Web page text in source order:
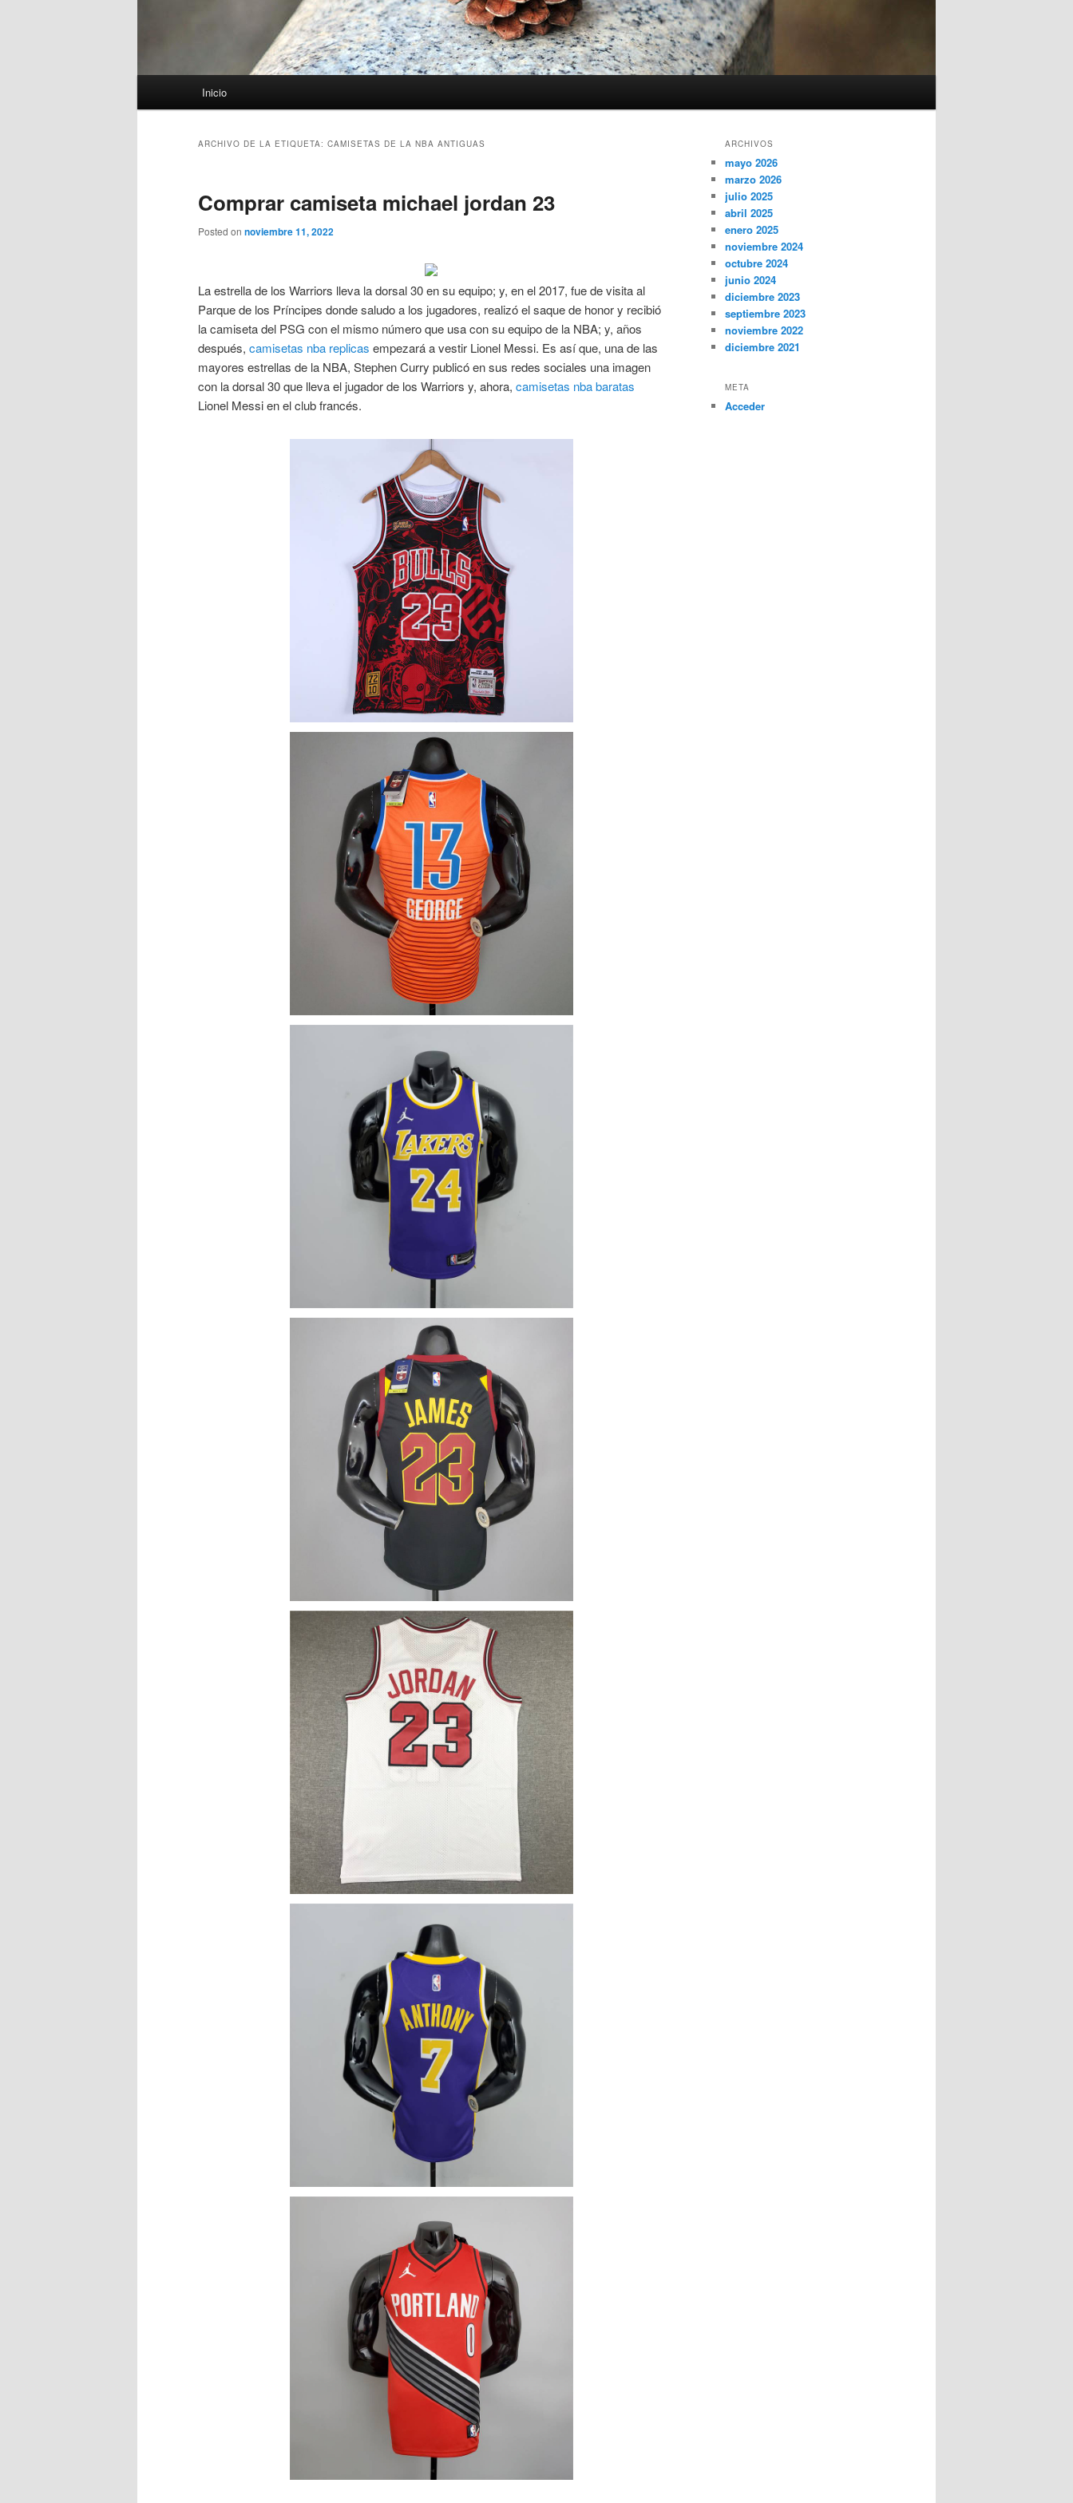
Inicio
ARCHIVO DE LA ETIQUETA: CAMISETAS DE LA NBA ANTIGUAS
Comprar camiseta michael jordan 23
Posted on noviembre 11, 2022
La estrella de los Warriors lleva la dorsal 30 en su equipo; y, en el 2017, fue de visita al
Parque de los Príncipes donde saludo a los jugadores, realizó el saque de honor y recibió
la camiseta del PSG con el mismo número que usa con su equipo de la NBA; y, años
después, camisetas nba replicas empezará a vestir Lionel Messi. Es así que, una de las
mayores estrellas de la NBA, Stephen Curry publicó en sus redes sociales una imagen
con la dorsal 30 que lleva el jugador de los Warriors y, ahora, camisetas nba baratas
Lionel Messi en el club francés.
ARCHIVOS
mayo 2026
marzo 2026
julio 2025
abril 2025
enero 2025
noviembre 2024
octubre 2024
junio 2024
diciembre 2023
septiembre 2023
noviembre 2022
diciembre 2021
META
Acceder